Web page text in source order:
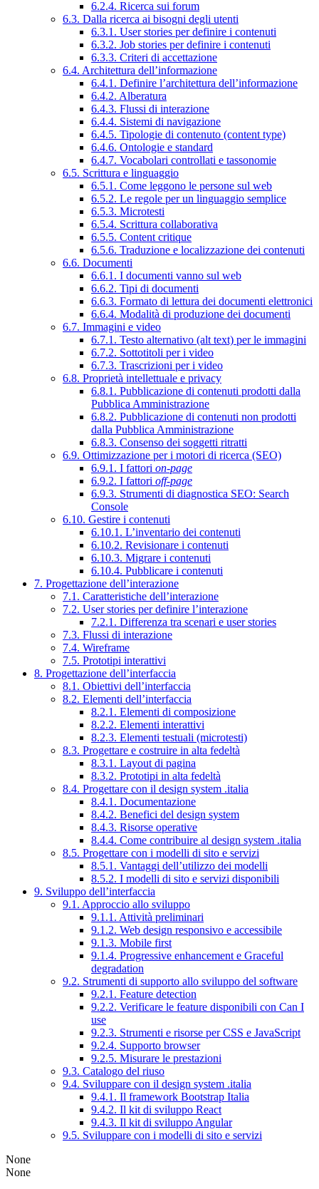
6.2.4. Ricerca sui forum
6.3. Dalla ricerca ai bisogni degli utenti
6.3.1. User stories per definire i contenuti
6.3.2. Job stories per definire i contenuti
6.3.3. Criteri di accettazione
6.4. Architettura dell’informazione
6.4.1. Definire l’architettura dell’informazione
6.4.2. Alberatura
6.4.3. Flussi di interazione
6.4.4. Sistemi di navigazione
6.4.5. Tipologie di contenuto (content type)
6.4.6. Ontologie e standard
6.4.7. Vocabolari controllati e tassonomie
6.5. Scrittura e linguaggio
6.5.1. Come leggono le persone sul web
6.5.2. Le regole per un linguaggio semplice
6.5.3. Microtesti
6.5.4. Scrittura collaborativa
6.5.5. Content critique
6.5.6. Traduzione e localizzazione dei contenuti
6.6. Documenti
6.6.1. I documenti vanno sul web
6.6.2. Tipi di documenti
6.6.3. Formato di lettura dei documenti elettronici
6.6.4. Modalità di produzione dei documenti
6.7. Immagini e video
6.7.1. Testo alternativo (alt text) per le immagini
6.7.2. Sottotitoli per i video
6.7.3. Trascrizioni per i video
6.8. Proprietà intellettuale e privacy
6.8.1. Pubblicazione di contenuti prodotti dalla
Pubblica Amministrazione
6.8.2. Pubblicazione di contenuti non prodotti
dalla Pubblica Amministrazione
6.8.3. Consenso dei soggetti ritratti
6.9. Ottimizzazione per i motori di ricerca (SEO)
6.9.1. I fattori on-page
6.9.2. I fattori off-page
6.9.3. Strumenti di diagnostica SEO: Search
Console
6.10. Gestire i contenuti
6.10.1. L’inventario dei contenuti
6.10.2. Revisionare i contenuti
6.10.3. Migrare i contenuti
6.10.4. Pubblicare i contenuti
7. Progettazione dell’interazione
7.1. Caratteristiche dell’interazione
7.2. User stories per definire l’interazione
7.2.1. Differenza tra scenari e user stories
7.3. Flussi di interazione
7.4. Wireframe
7.5. Prototipi interattivi
8. Progettazione dell’interfaccia
8.1. Obiettivi dell’interfaccia
8.2. Elementi dell’interfaccia
8.2.1. Elementi di composizione
8.2.2. Elementi interattivi
8.2.3. Elementi testuali (microtesti)
8.3. Progettare e costruire in alta fedeltà
8.3.1. Layout di pagina
8.3.2. Prototipi in alta fedeltà
8.4. Progettare con il design system .italia
8.4.1. Documentazione
8.4.2. Benefici del design system
8.4.3. Risorse operative
8.4.4. Come contribuire al design system .italia
8.5. Progettare con i modelli di sito e servizi
8.5.1. Vantaggi dell’utilizzo dei modelli
8.5.2. I modelli di sito e servizi disponibili
9. Sviluppo dell’interfaccia
9.1. Approccio allo sviluppo
9.1.1. Attività preliminari
9.1.2. Web design responsivo e accessibile
9.1.3. Mobile first
9.1.4. Progressive enhancement e Graceful
degradation
9.2. Strumenti di supporto allo sviluppo del software
9.2.1. Feature detection
9.2.2. Verificare le feature disponibili con Can I
use
9.2.3. Strumenti e risorse per CSS e JavaScript
9.2.4. Supporto browser
9.2.5. Misurare le prestazioni
9.3. Catalogo del riuso
9.4. Sviluppare con il design system .italia
9.4.1. Il framework Bootstrap Italia
9.4.2. Il kit di sviluppo React
9.4.3. Il kit di sviluppo Angular
9.5. Sviluppare con i modelli di sito e servizi
None
None